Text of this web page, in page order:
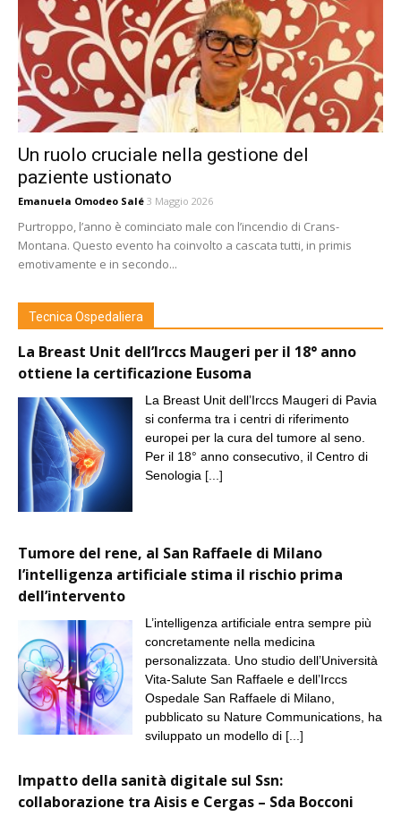
Un ruolo cruciale nella gestione del
paziente ustionato
Emanuela Omodeo Salé 3 Maggio 2026
Purtroppo, l’anno è cominciato male con l’incendio di Crans-
Montana. Questo evento ha coinvolto a cascata tutti, in primis
emotivamente e in secondo...
Tecnica Ospedaliera
La Breast Unit dell’Irccs Maugeri per il 18° anno
ottiene la certificazione Eusoma
La Breast Unit dell’Irccs Maugeri di Pavia
si conferma tra i centri di riferimento
europei per la cura del tumore al seno.
Per il 18° anno consecutivo, il Centro di
Senologia [...]
Tumore del rene, al San Raffaele di Milano
l’intelligenza artificiale stima il rischio prima
dell’intervento
L’intelligenza artificiale entra sempre più
concretamente nella medicina
personalizzata. Uno studio dell’Università
Vita-Salute San Raffaele e dell’Irccs
Ospedale San Raffaele di Milano,
pubblicato su Nature Communications, ha
sviluppato un modello di [...]
Impatto della sanità digitale sul Ssn:
collaborazione tra Aisis e Cergas – Sda Bocconi